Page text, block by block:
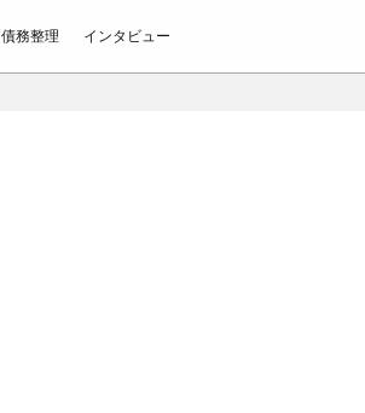
債務整理 インタビュー